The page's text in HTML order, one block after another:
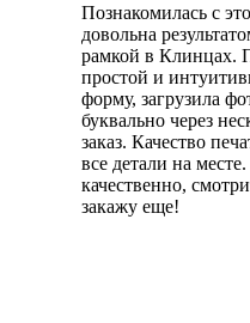
Познакомилась с
довольна
рамкой в Клинцах.
простой и
форму, загрузила
буквально через
заказ. Качество
все детали на
качественно,
закажу еще!